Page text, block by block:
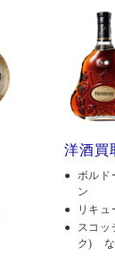
洋酒買
ボルド
ン
リキ
スコ
ク)